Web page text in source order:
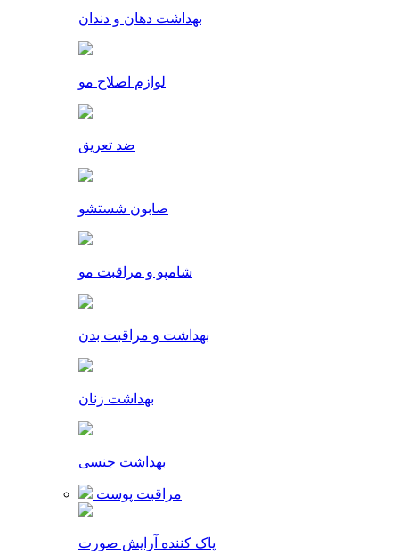
بهداشت دهان و دندان
لوازم اصلاح مو
ضد تعریق
صابون شستشو
شامپو و مراقبت مو
بهداشت و مراقبت بدن
بهداشت زنان
بهداشت جنسی
مراقبت پوست
پاک کننده آرایش صورت